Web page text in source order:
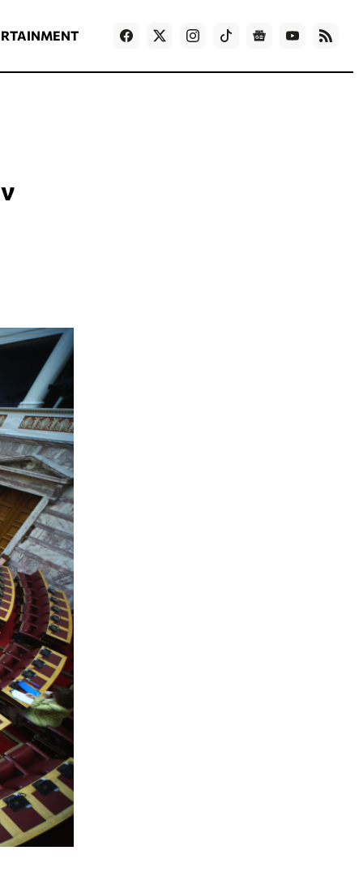
Games